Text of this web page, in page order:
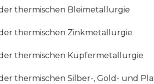
thermischen Bleimetallurgie
thermischen Zinkmetallurgie
thermischen Kupfermetallurgie
thermischen Silber-, Gold- und